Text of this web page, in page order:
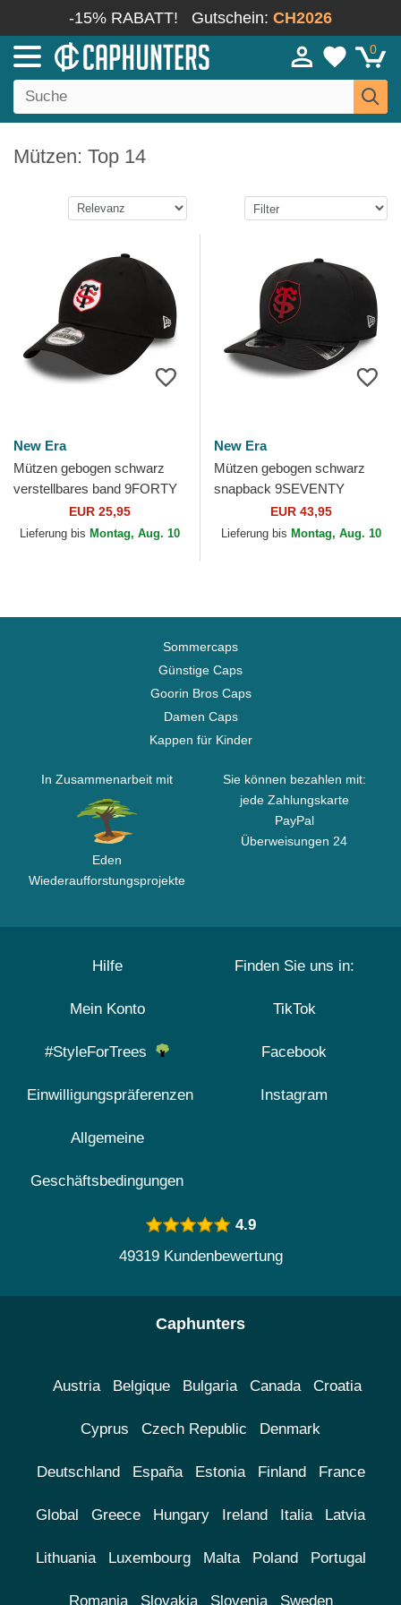
-15% RABATT! Gutschein: CH2026
0
Mützen: Top 14
New Era
Mützen gebogen schwarz
verstellbares band 9FORTY
Team der Stade Toulousain
Top 14 von New Era
EUR 25,95
Lieferung bis Montag, Aug. 10
New Era
Mützen gebogen schwarz
snapback 9SEVENTY
Stretch Snap Gradient der
Stade Toulousain Top 14
EUR 43,95
Lieferung bis Montag, Aug. 10
Sommercaps
Günstige Caps
Goorin Bros Caps
Damen Caps
Kappen für Kinder
In Zusammenarbeit mit
Eden
Wiederaufforstungsprojekte
Sie können bezahlen mit:
jede Zahlungskarte
PayPal
Überweisungen 24
Hilfe
Mein Konto
#StyleForTrees
Einwilligungspräferenzen
Allgemeine
Geschäftsbedingungen
Finden Sie uns in:
TikTok
Facebook
Instagram
4.9
49319 Kundenbewertung
Caphunters
Austria Belgique Bulgaria Canada Croatia
Cyprus Czech Republic Denmark
Deutschland España Estonia Finland France
Global Greece Hungary Ireland Italia Latvia
Lithuania Luxembourg Malta Poland Portugal
Romania Slovakia Slovenia Sweden